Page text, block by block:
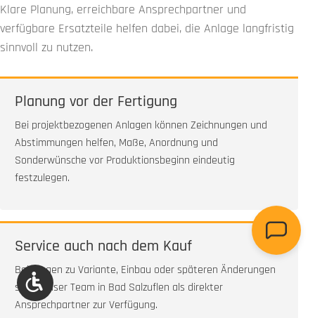
Klare Planung, erreichbare Ansprechpartner und
verfügbare Ersatzteile helfen dabei, die Anlage langfristig
sinnvoll zu nutzen.
Planung vor der Fertigung
Bei projektbezogenen Anlagen können Zeichnungen und
Abstimmungen helfen, Maße, Anordnung und
Sonderwünsche vor Produktionsbeginn eindeutig
festzulegen.
Service auch nach dem Kauf
Bei Fragen zu Variante, Einbau oder späteren Änderungen
steht unser Team in Bad Salzuflen als direkter
Ansprechpartner zur Verfügung.
Werkzeugleiste anzeigen